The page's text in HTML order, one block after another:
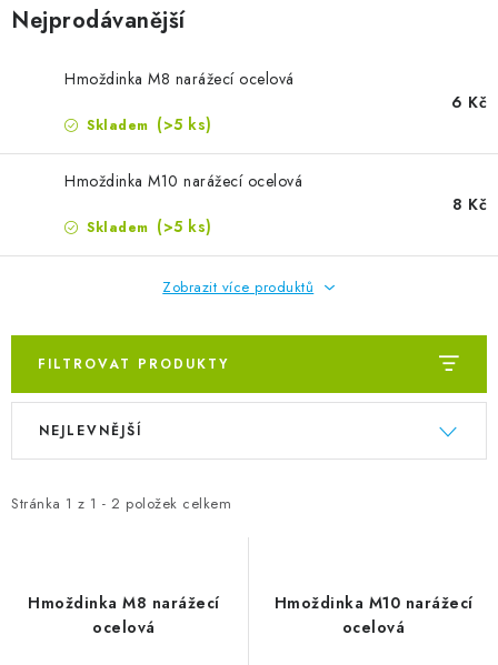
Nejprodávanější
Hmoždinka M8 narážecí ocelová
Skladem (>5 ks)
6 Kč
Hmoždinka M10 narážecí ocelová
Skladem (>5 ks)
8 Kč
Zobrazit více produktů
FILTROVAT PRODUKTY
Výpis produktů
Stránka 1 z 1 - 2 položek celkem
Řazení produktů
NEJLEVNĚJŠÍ
Hmoždinka M8 narážecí
ocelová
Hmoždinka M10 narážecí
ocelová